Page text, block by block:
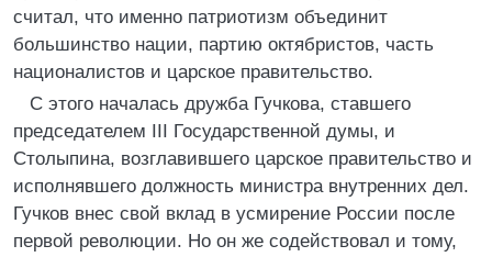
считал, что именно патриотизм объединит
большинство нации, партию октябристов, часть
националистов и царское правительство.
С этого началась дружба Гучкова, ставшего
председателем III Государственной думы, и
Столыпина, возглавившего царское правительство и
исполнявшего должность министра внутренних дел.
Гучков внес свой вклад в усмирение России после
первой революции. Но он же содействовал и тому,